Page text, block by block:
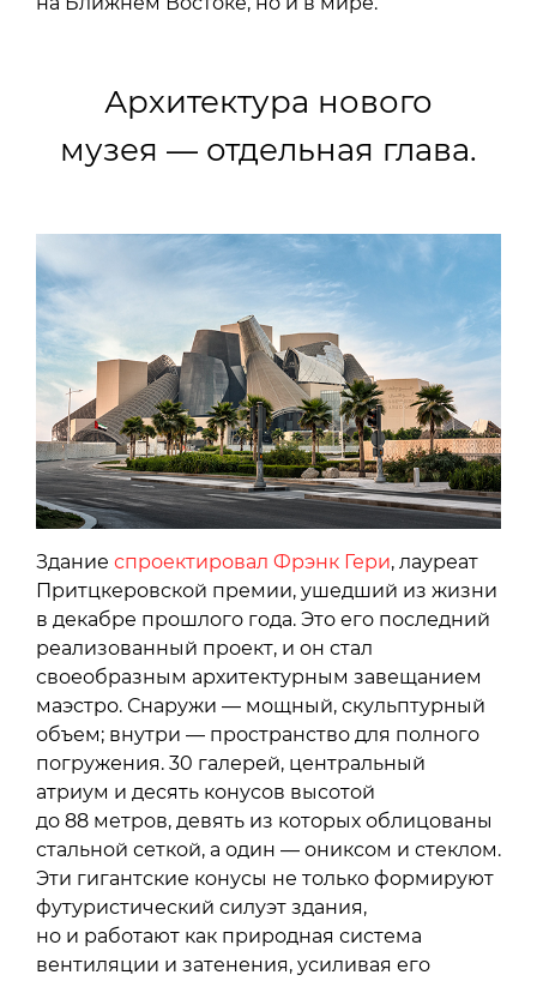
Архитектура нового
музея — отдельная глава.
Здание спроектировал Фрэнк Гери, лауреат
Притцкеровской премии, ушедший из жизни
в декабре прошлого года. Это его последний
реализованный проект, и он стал
своеобразным архитектурным завещанием
маэстро. Снаружи — мощный, скульптурный
объем; внутри — пространство для полного
погружения. 30 галерей, центральный
атриум и десять конусов высотой
до 88 метров, девять из которых облицованы
стальной сеткой, а один — ониксом и стеклом.
Эти гигантские конусы не только формируют
футуристический силуэт здания,
но и работают как природная система
вентиляции и затенения, усиливая его